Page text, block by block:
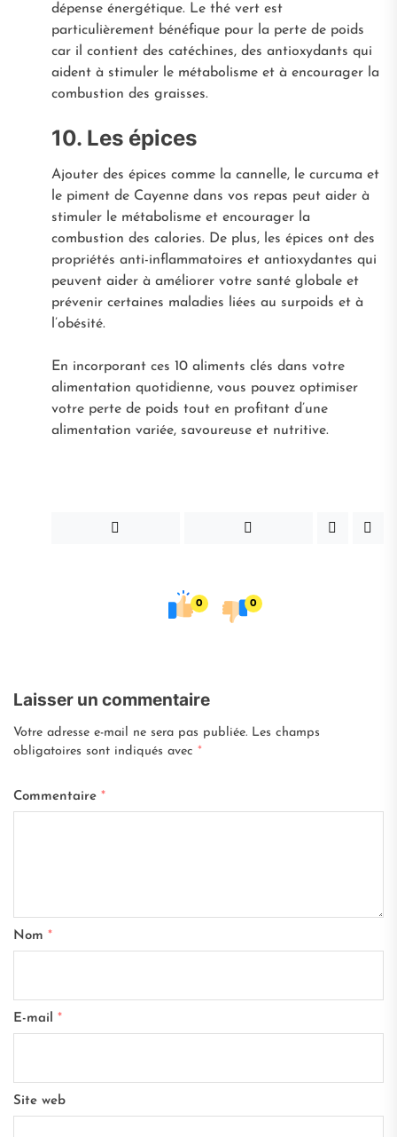
dépense énergétique. Le thé vert est
particulièrement bénéfique pour la perte de poids
car il contient des catéchines, des antioxydants qui
aident à stimuler le métabolisme et à encourager la
combustion des graisses.
10. Les épices
Ajouter des épices comme la cannelle, le curcuma et
le piment de Cayenne dans vos repas peut aider à
stimuler le métabolisme et encourager la
combustion des calories. De plus, les épices ont des
propriétés anti-inflammatoires et antioxydantes qui
peuvent aider à améliorer votre santé globale et
prévenir certaines maladies liées au surpoids et à
l’obésité.
En incorporant ces 10 aliments clés dans votre
alimentation quotidienne, vous pouvez optimiser
votre perte de poids tout en profitant d’une
alimentation variée, savoureuse et nutritive.
0 0
Laisser un commentaire
Votre adresse e-mail ne sera pas publiée. Les champs
obligatoires sont indiqués avec *
Commentaire *
Nom *
E-mail *
Site web